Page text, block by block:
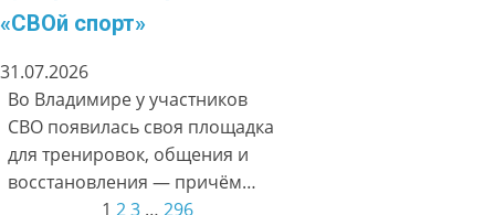
«СВОй спорт»
31.07.2026
Во Владимире у участников
СВО появилась своя площадка
для тренировок, общения и
восстановления — причём…
1 23 … 296